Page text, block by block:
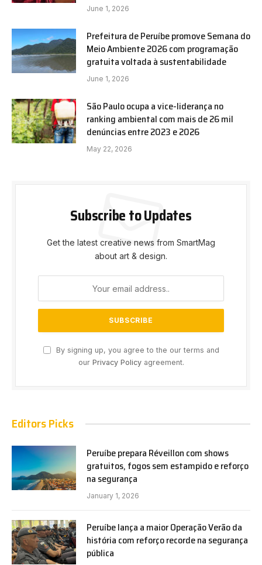
June 1, 2026
Prefeitura de Peruíbe promove Semana do
Meio Ambiente 2026 com programação
gratuita voltada à sustentabilidade
June 1, 2026
São Paulo ocupa a vice-liderança no
ranking ambiental com mais de 26 mil
denúncias entre 2023 e 2026
May 22, 2026
Subscribe to Updates
Get the latest creative news from SmartMag
about art & design.
By signing up, you agree to the our terms and
our Privacy Policyagreement.
Editors Picks
Peruíbe prepara Réveillon com shows
gratuitos, fogos sem estampido e reforço
na segurança
January 1, 2026
Peruíbe lança a maior Operação Verão da
história com reforço recorde na segurança
pública